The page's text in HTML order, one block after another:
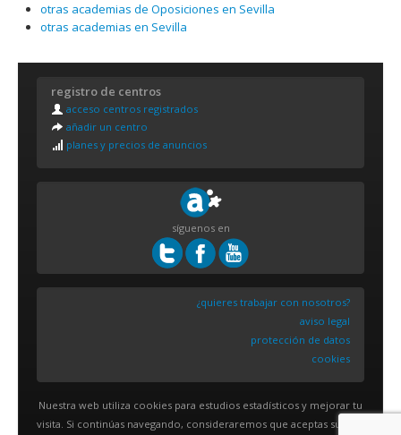
otras academias de Oposiciones en Sevilla
otras academias en Sevilla
registro de centros
acceso centros registrados
añadir un centro
planes y precios de anuncios
síguenos en
¿quieres trabajar con nosotros?
aviso legal
protección de datos
cookies
Nuestra web utiliza cookies para estudios estadísticos y mejorar tu
visita. Si continúas navegando, consideraremos que aceptas su uso.